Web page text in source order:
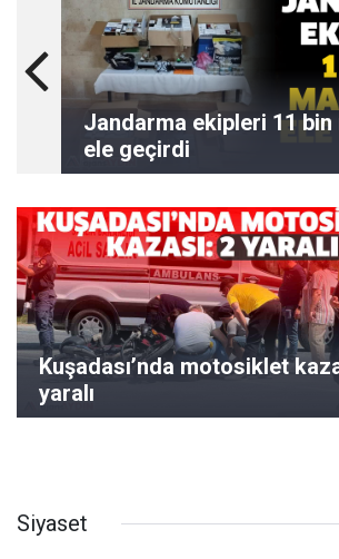
Jandarma ekipleri 11
ele geçirdi
Kuşadası’nda motosiklet
yaralı
Siyaset